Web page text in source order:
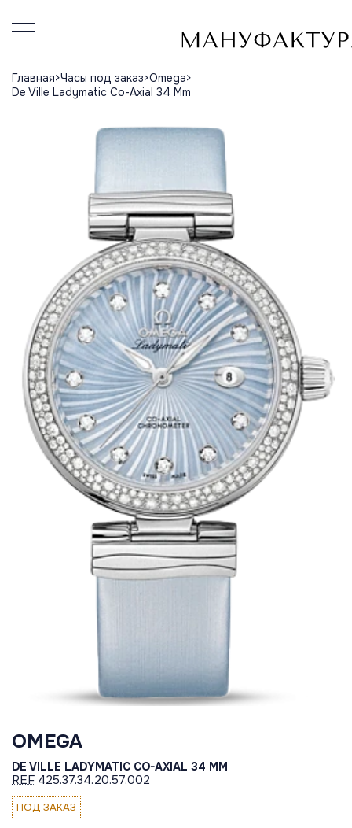
Главная Часы под заказ Omega
De Ville Ladymatic Co-Axial 34 Mm
OMEGA
DE VILLE LADYMATIC CO-AXIAL 34 MM
REF 425.37.34.20.57.002
ПОД ЗАКАЗ